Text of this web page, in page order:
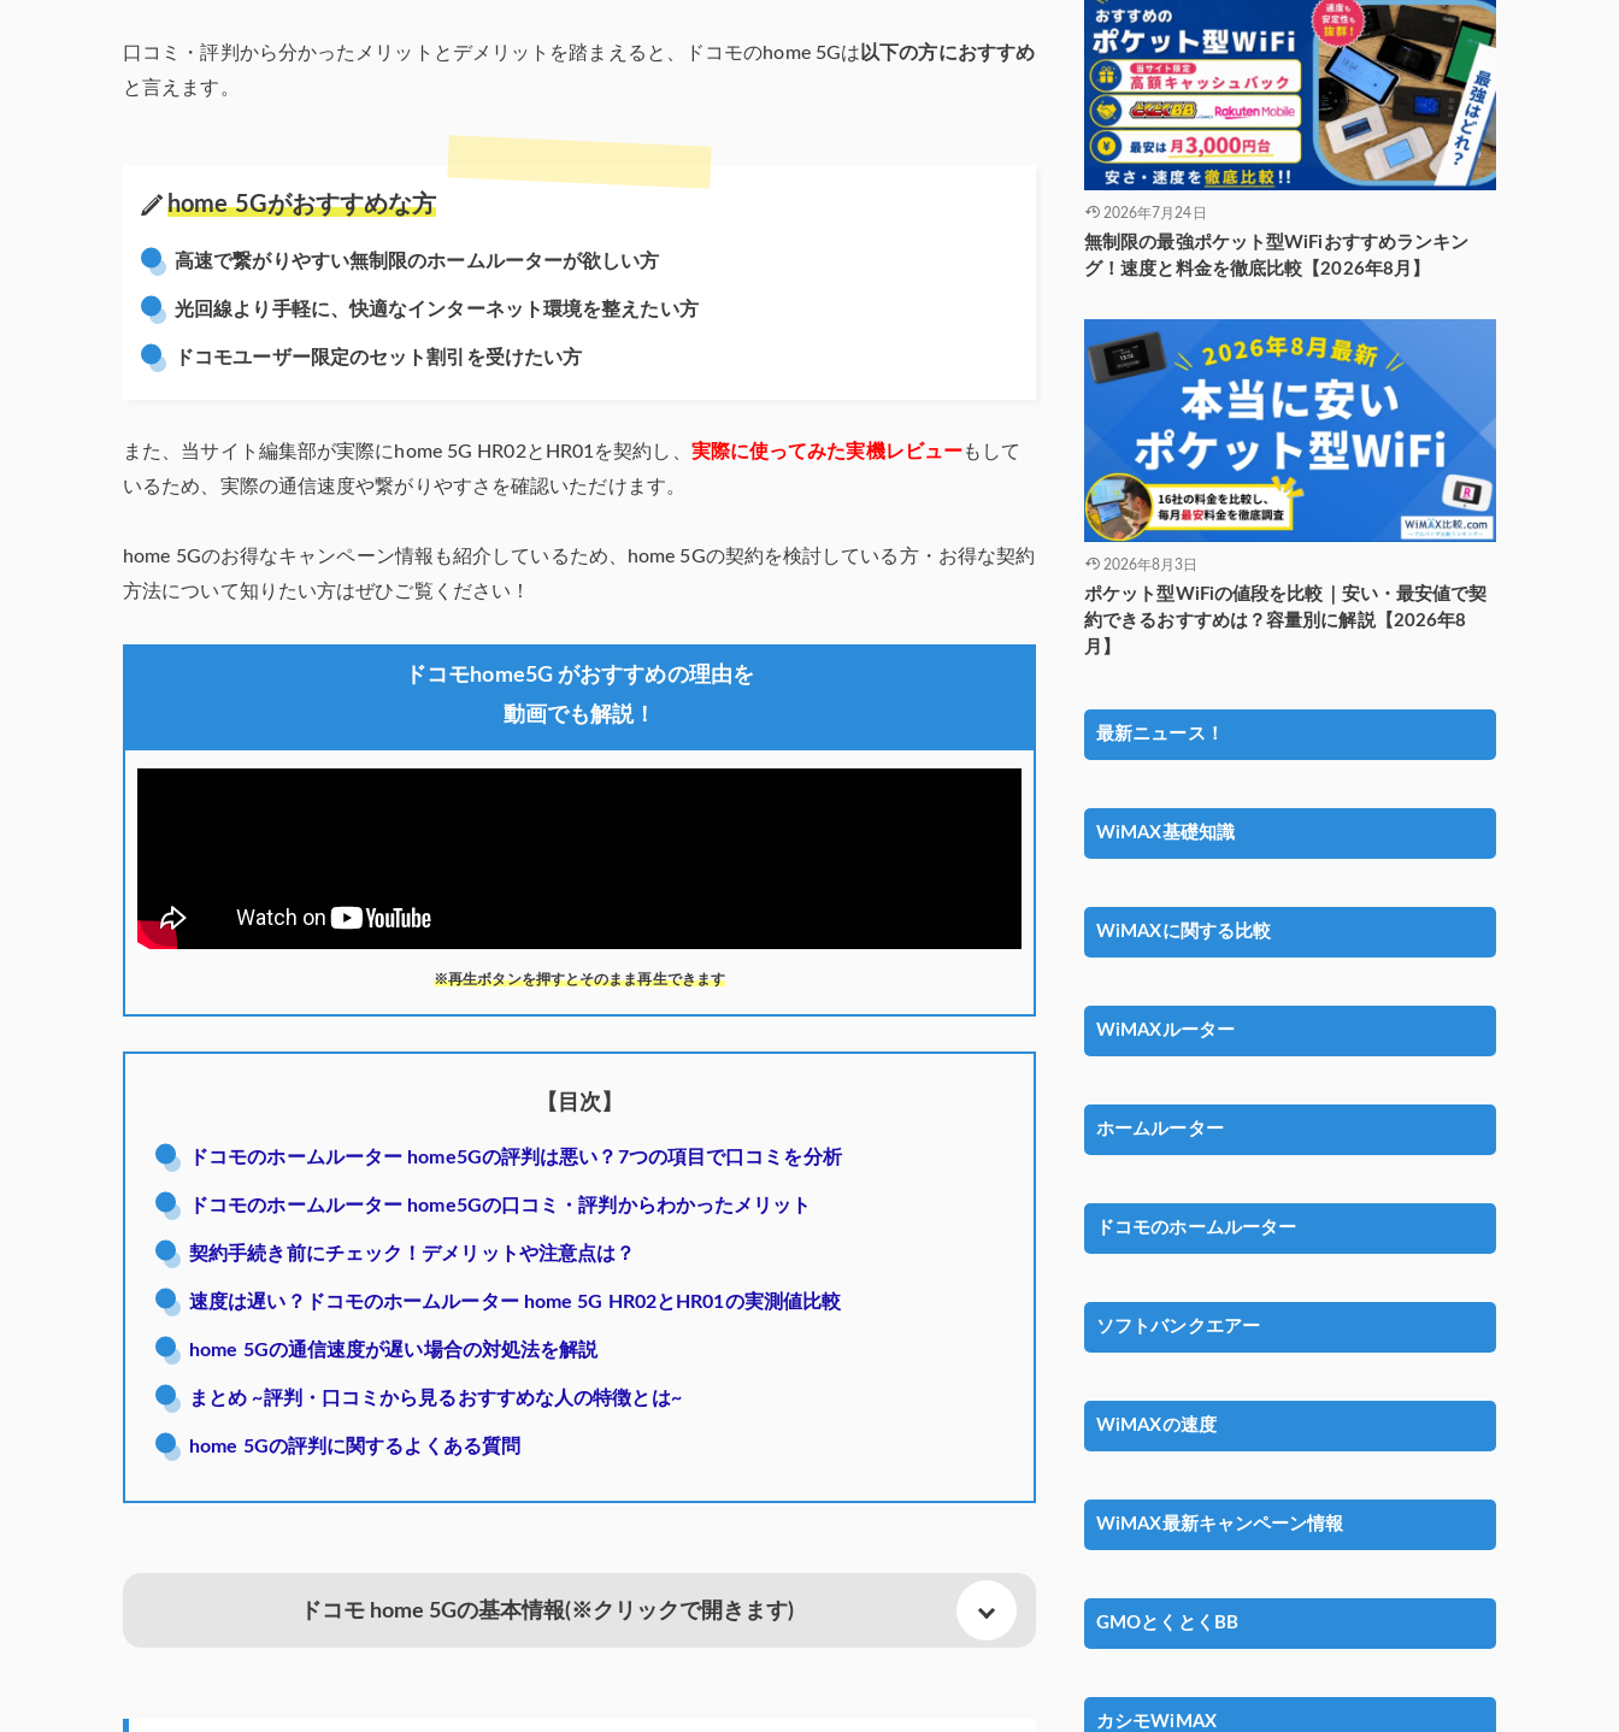
口コミ・評判から分かったメリットとデメリットを踏まえると、ドコモのhome 5Gは 以下の方におすすめ
と言えます。
home 5Gがおすすめな方
高速で繋がりやすい無制限のホームルーターが欲しい方
光回線より手軽に、快適なインターネット環境を整えたい方
ドコモユーザー限定のセット割引を受けたい方
また、当サイト編集部が実際にhome 5G HR02とHR01を契約し、 実際に使ってみた実機レビューもして
いるため、実際の通信速度や繋がりやすさを確認いただけます。
home 5Gのお得なキャンペーン情報も紹介しているため、home 5Gの契約を検討している方・お得な契約
方法について知りたい方はぜひご覧ください！
ドコモhome5G がおすすめの理由を
動画でも解説！
※再生ボタンを押すとそのまま再生できます
【目次】
ドコモのホームルーター home5Gの評判は悪い？7つの項目で口コミを分析
ドコモのホームルーター home5Gの口コミ・評判からわかったメリット
契約手続き前にチェック！デメリットや注意点は？
速度は遅い？ドコモのホームルーター home 5G HR02とHR01の実測値比較
home 5Gの通信速度が遅い場合の対処法を解説
まとめ ~評判・口コミから見るおすすめな人の特徴とは~
home 5Gの評判に関するよくある質問
ドコモ home 5Gの基本情報(※クリックで開きます)
2026年7月24日
無制限の最強ポケット型WiFiおすすめランキン
グ！速度と料金を徹底比較【2026年8月】
2026年8月3日
ポケット型WiFiの値段を比較｜安い・最安値で契
約できるおすすめは？容量別に解説【2026年8
月】
最新ニュース！
WiMAX基礎知識
WiMAXに関する比較
WiMAXルーター
ホームルーター
ドコモのホームルーター
ソフトバンクエアー
WiMAXの速度
WiMAX最新キャンペーン情報
GMOとくとくBB
カシモWiMAX